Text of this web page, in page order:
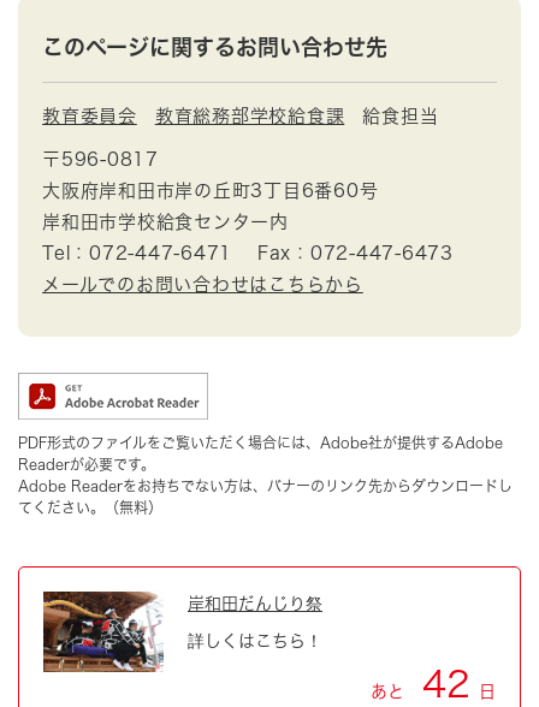
このページに関するお問い合わせ先
教育委員会 教育総務部学校給食課 給食担当
〒596-0817
大阪府岸和田市岸の丘町3丁目6番60号
岸和田市学校給食センター内
Tel：072-447-6471
Fax：072-447-6473
メールでのお問い合わせはこちらから
PDF形式のファイルをご覧いただく場合には、Adobe社が提供するAdobe
Readerが必要です。
Adobe Readerをお持ちでない方は、バナーのリンク先からダウンロードし
てください。（無料）
岸和田だんじり祭
詳しくはこちら！
あと 42 日